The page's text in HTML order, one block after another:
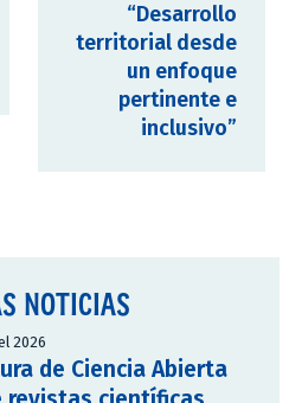
“Desarrollo
territorial desde
un enfoque
pertinente e
inclusivo”
NOTICIAS
2026
de Ciencia Abierta